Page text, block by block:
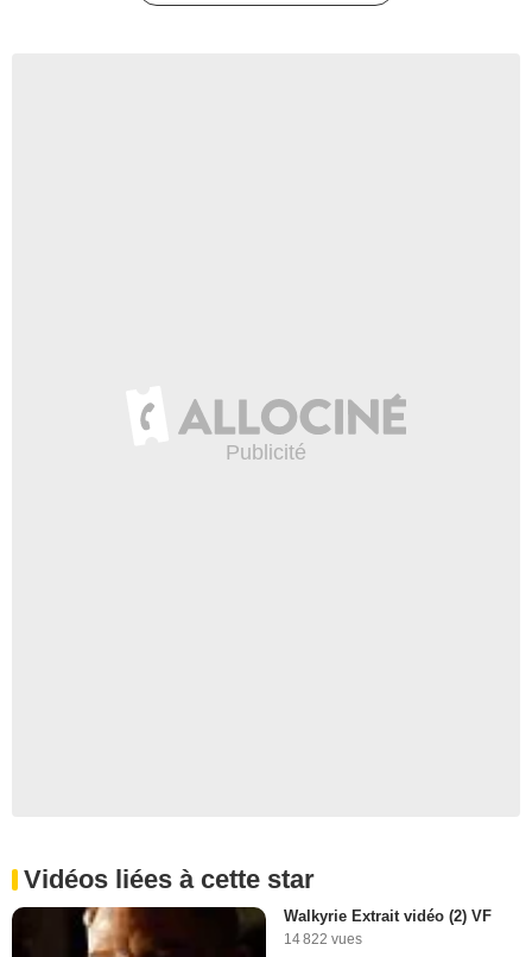
Vidéos liées à cette star
Walkyrie Extrait vidéo (2) VF
14 822 vues